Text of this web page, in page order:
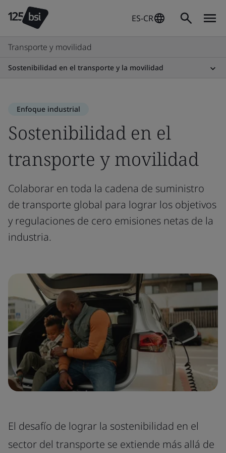
ES-CR
Transporte y movilidad
Sostenibilidad en el transporte y la movilidad
Enfoque industrial
Sostenibilidad en el
transporte y movilidad
Colaborar en toda la cadena de suministro
de transporte global para lograr los objetivos
y regulaciones de cero emisiones netas de la
industria.
El desafío de lograr la sostenibilidad en el
sector del transporte se extiende más allá de